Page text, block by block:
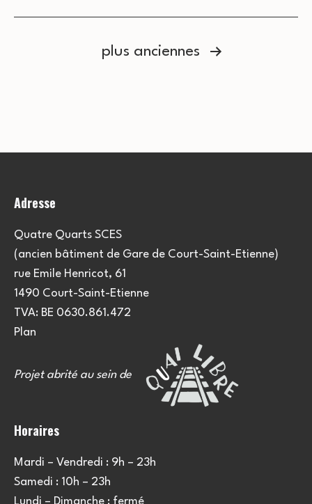
Paginationplus anciennes
Adresse
Quatre Quarts SCES
(ancien bâtiment de Gare de Court-Saint-Etienne)
rue Emile Henricot, 61
1490 Court-Saint-Etienne
TVA: BE 0630.861.472
Plan
Projet abrité au sein de
Horaires
Mardi – Vendredi : 9h – 23h
Samedi : 10h – 23h
Lundi – Dimanche : fermé